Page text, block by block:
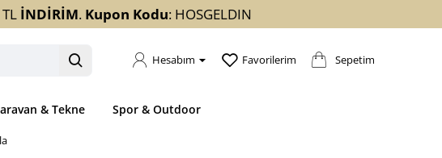
İNDİRİM. Kupon Kodu: HOSGELDIN
Hesabım Favorilerim Sepetim
& Tekne Spor & Outdoor